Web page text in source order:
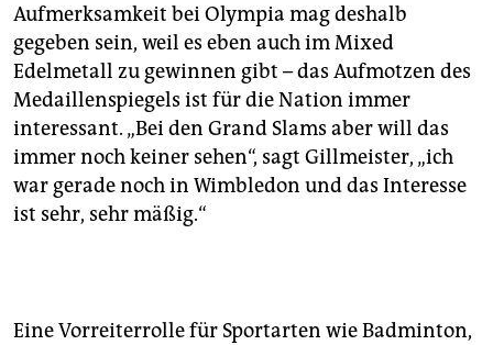
Aufmerksamkeit bei Olympia mag deshalb
gegeben sein, weil es eben auch im Mixed
Edelmetall zu gewinnen gibt – das Aufmotzen des
Medaillenspiegels ist für die Nation immer
interessant. „Bei den Grand Slams aber will das
immer noch keiner sehen“, sagt Gillmeister, „ich
war gerade noch in Wimbledon und das Interesse
ist sehr, sehr mäßig.“
Eine Vorreiterrolle für Sportarten wie Badminton,